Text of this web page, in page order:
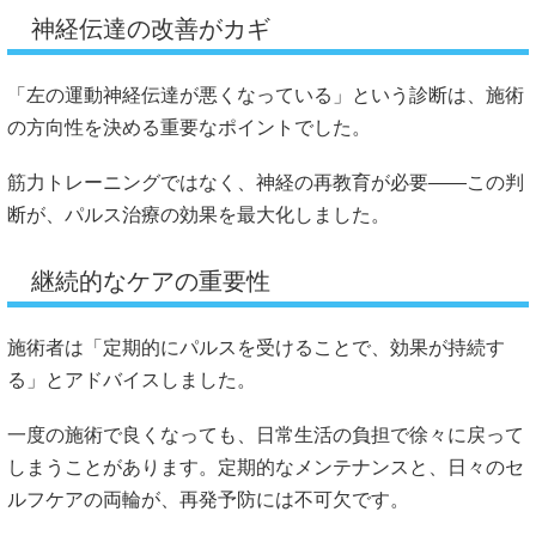
神経伝達の改善がカギ
「左の運動神経伝達が悪くなっている」という診断は、施術
の方向性を決める重要なポイントでした。
筋力トレーニングではなく、神経の再教育が必要――この判
断が、パルス治療の効果を最大化しました。
継続的なケアの重要性
施術者は「定期的にパルスを受けることで、効果が持続す
る」とアドバイスしました。
一度の施術で良くなっても、日常生活の負担で徐々に戻って
しまうことがあります。定期的なメンテナンスと、日々のセ
ルフケアの両輪が、再発予防には不可欠です。